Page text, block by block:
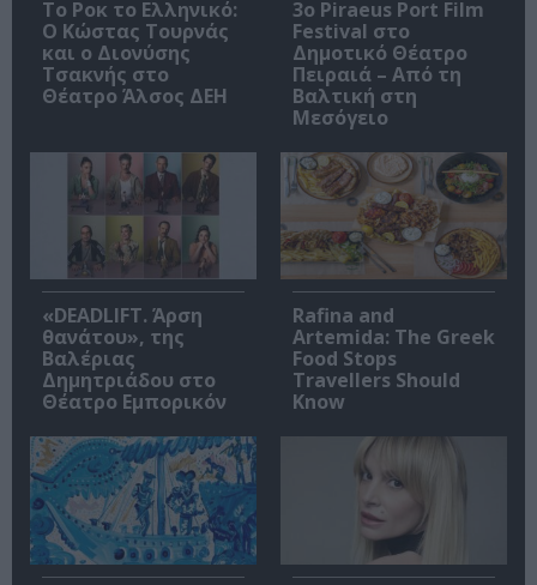
Το Ροκ το Ελληνικό:
Ο Κώστας Τουρνάς
και ο Διονύσης
Τσακνής στο
Θέατρο Άλσος ΔΕΗ
3o Piraeus Port Film
Festival στο
Δημοτικό Θέατρο
Πειραιά – Από τη
Βαλτική στη
Μεσόγειο
«DEADLIFT. Άρση
θανάτου», της
Βαλέριας
Δημητριάδου στο
Θέατρο Εμπορικόν
Rafina and
Artemida: The Greek
Food Stops
Travellers Should
Know